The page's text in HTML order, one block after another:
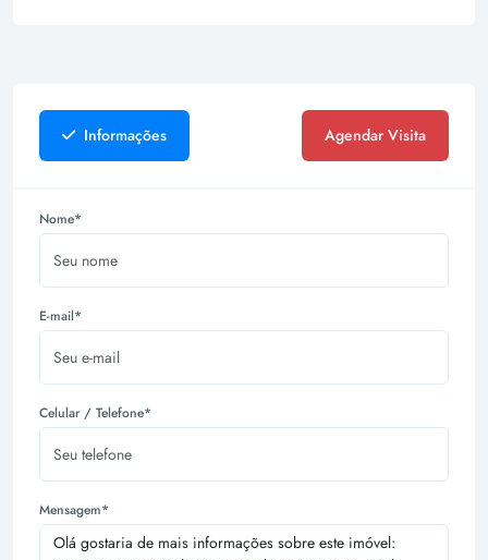
Informações Agendar Visita
Nome*
E-mail*
Celular / Telefone*
Mensagem*